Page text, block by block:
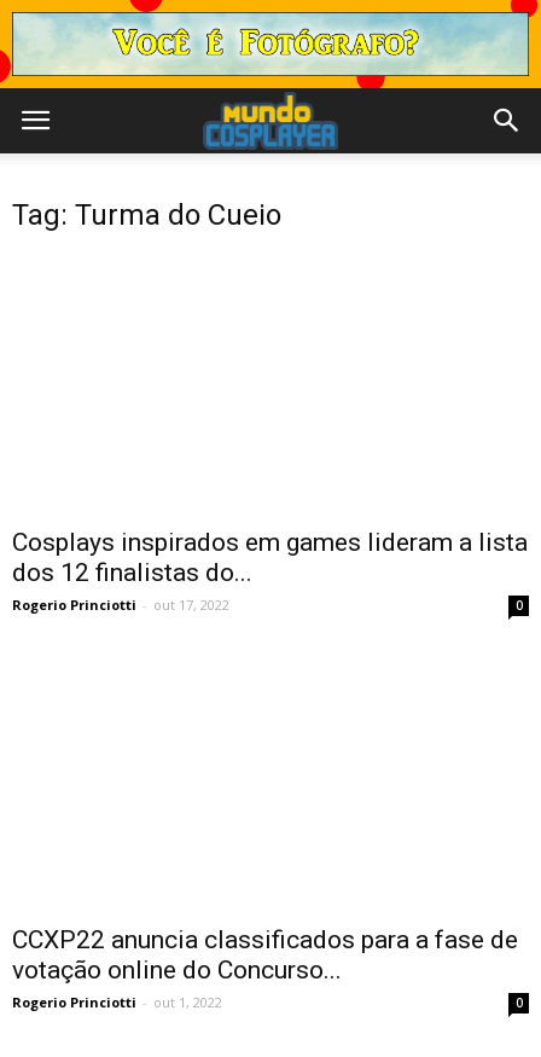
Tag: Turma do Cueio
Cosplays inspirados em games lideram a lista
dos 12 finalistas do...
Rogerio Princiotti - out 17, 2022 0
CCXP22 anuncia classificados para a fase de
votação online do Concurso...
Rogerio Princiotti - out 1, 2022 0